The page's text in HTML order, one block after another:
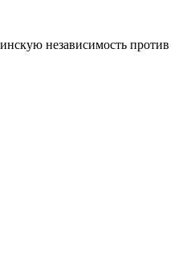
независимость против